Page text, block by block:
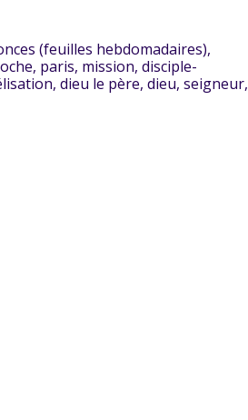
(feuilles hebdomadaires),
, paris, mission, disciple-
, dieu le père, dieu, seigneur,